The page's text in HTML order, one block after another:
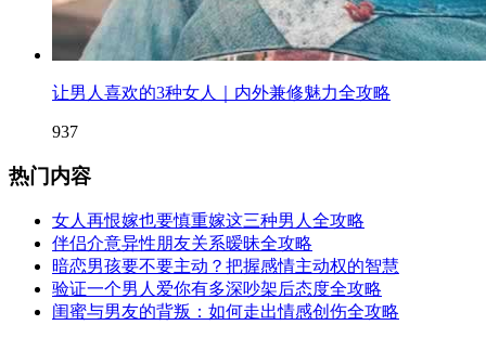
让男人喜欢的3种女人｜内外兼修魅力全攻略
937
热门内容
女人再恨嫁也要慎重嫁这三种男人全攻略
伴侣介意异性朋友关系暧昧全攻略
暗恋男孩要不要主动？把握感情主动权的智慧
验证一个男人爱你有多深吵架后态度全攻略
闺蜜与男友的背叛：如何走出情感创伤全攻略